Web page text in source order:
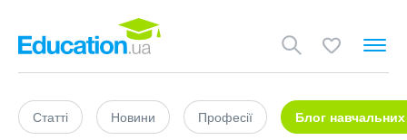
Статті Новини Професії Блог навчальних